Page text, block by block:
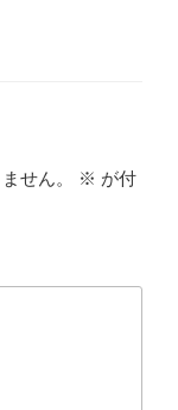
せん。 ※ が付